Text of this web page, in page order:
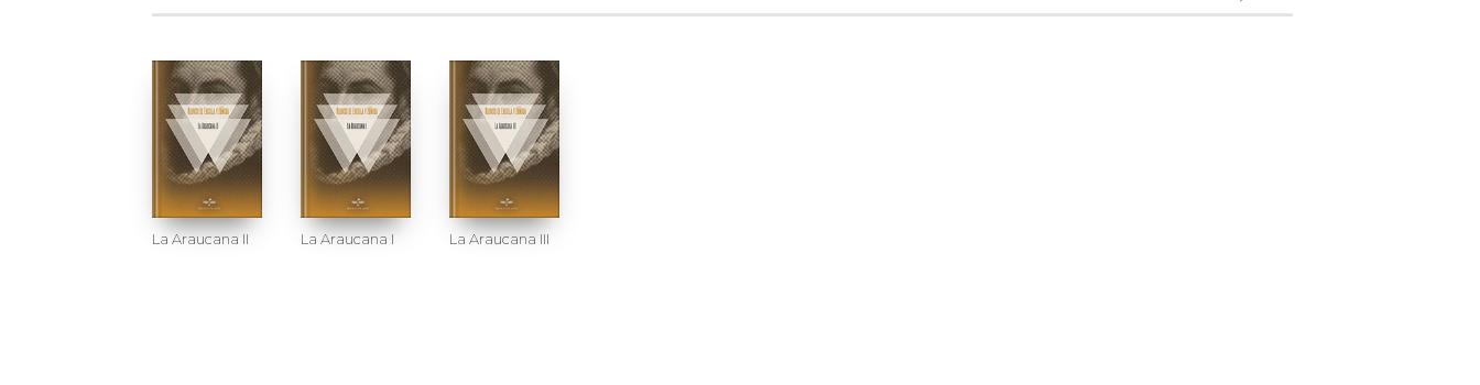
La Araucana II La Araucana I La Araucana III